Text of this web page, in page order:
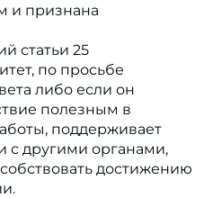
и признана
статьи 25
по просьбе
либо если он
полезным в
поддерживает
с другими органами,
достижению